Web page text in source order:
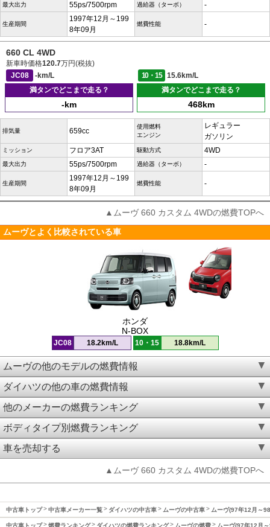
最大出力 55ps/7500rpm 過給器（ターボ） -
生産期間
1997年12月～199
8年09月
燃費性能 -
660 CL 4WD
新車時価格120.7万円(税抜)
JC08
-km/L 10・15
15.6km/L
満タンでどこまで走る？
-km
満タンでどこまで走る？
468km
排気量 659cc
使用燃料
エンジン
レギュラー
ガソリン
ミッション フロア3AT 駆動方式 4WD
最大出力 55ps/7500rpm 過給器（ターボ） -
生産期間
1997年12月～199
8年09月
燃費性能 -
▲ムーヴ 660 カスタム 4WDの燃費TOPへ
ムーヴとよく比較されている車
ホンダ
N-BOX
JC08 18.2km/L 10・15 18.8km/L
ムーヴの他のモデルの燃費情報
ダイハツの他の車の燃費情報
他のメーカーの燃費ランキング
ボディタイプ別燃費ランキング
車を売却する
▲ムーヴ 660 カスタム 4WDの燃費TOPへ
中古車トップ 中古車メーカー一覧 ダイハツの中古車 ムーヴの中古車 ムーヴ(97年12月～
中古車トップ 燃費ランキング ダイハツの燃費ランキング ムーヴの燃費 ムーヴ(97年12月